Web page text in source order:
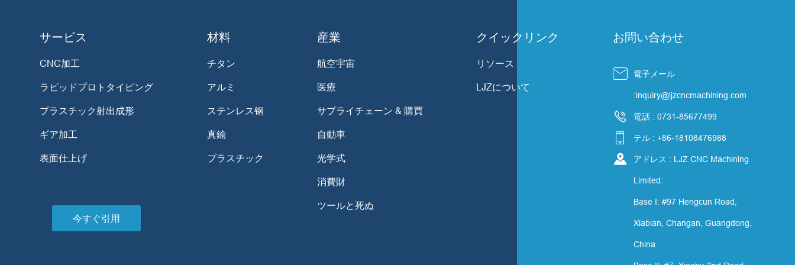
サービス
CNC加工
ラピッドプロトタイピング
プラスチック射出成形
ギア加工
表面仕上げ
今すぐ引用
材料
チタン
アルミ
ステンレス钢
真鍮
プラスチック
産業
航空宇宙
医療
サプライチェーン & 購買
自動車
光学式
消費財
ツールと死ぬ
クイックリンク
リソース
LJZについて
お問い合わせ
 電子メール
:inquiry@ljzcncmachining.com
 電話 : 0731-85677499
 テル : +86-18108476988
 アドレス : LJZ CNC Machining
Limited:
Base I: #97 Hengcun Road,
Xiabian, Changan, Guangdong,
China